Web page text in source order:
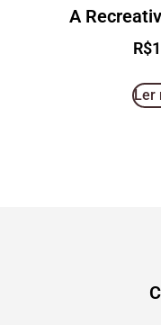
A
R$
Ler